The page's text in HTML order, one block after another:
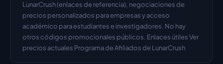
LunarCrush (enlaces de referencia), negociaciones de
precios personalizados para empresas y acceso
académico para estudiantes e investigadores. No hay
otros códigos promocionales públicos. Enlaces útiles Ver
precios actuales Programa de Afiliados de LunarCrush